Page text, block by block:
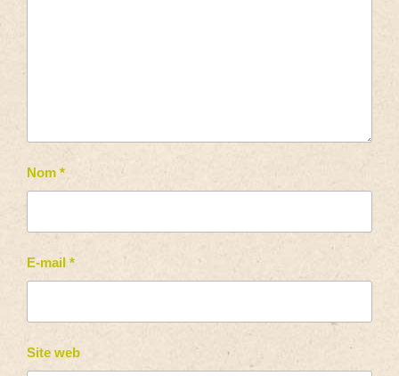
Nom *
E-mail *
Site web